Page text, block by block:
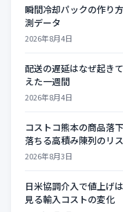
瞬間冷却パックの作り
測データ
2026年8月4日
配送の遅延はなぜ起き
えた一週間
2026年8月4日
コストコ熊本の商品落
落ちる高積み陳列のリ
2026年8月3日
日米協調介入で値上げ
見る輸入コストの変化